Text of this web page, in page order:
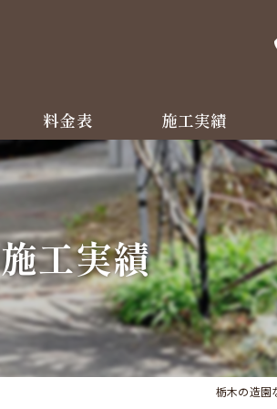
料金表 施工実績
施工実績
栃木の造園